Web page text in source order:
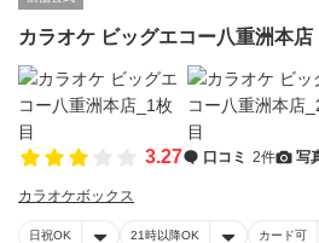
カラオケ ビッグエコー八重洲本店
3.27 口コミ 2件 写
カラオケボックス
日祝OK 21時以降OK カード可